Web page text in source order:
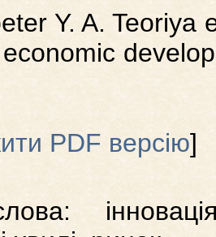
Y. A.
PDF версію]